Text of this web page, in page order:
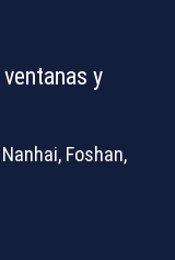
y
Foshan,